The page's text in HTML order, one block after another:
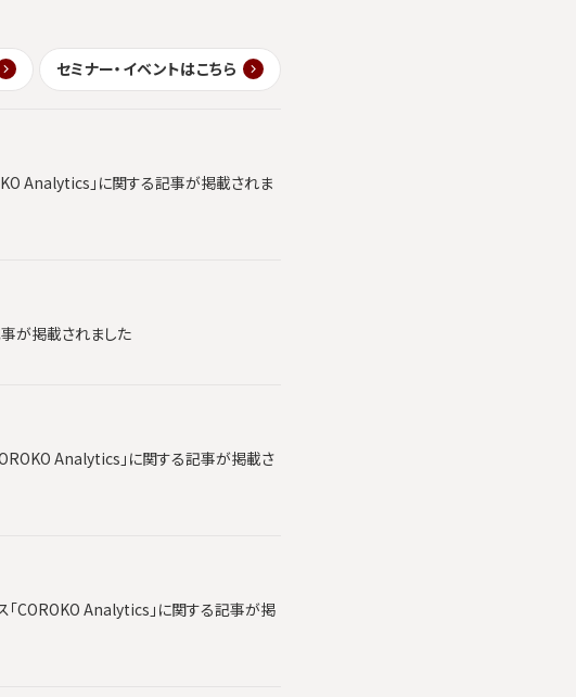
セミナー・イベントはこちら
Analytics」に関する記事が掲載されま
が掲載されました
Analytics」に関する記事が掲載さ
COROKO Analytics」に関する記事が掲